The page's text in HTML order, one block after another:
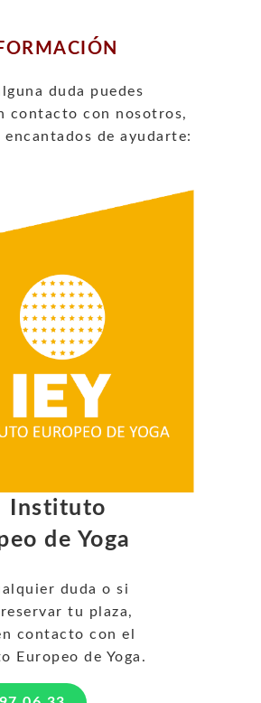
duda puedes
contacto con nosotros,
encantados de ayudarte:
Instituto
de Yoga
duda o si
tu plaza,
contacto con el
Europeo de Yoga.